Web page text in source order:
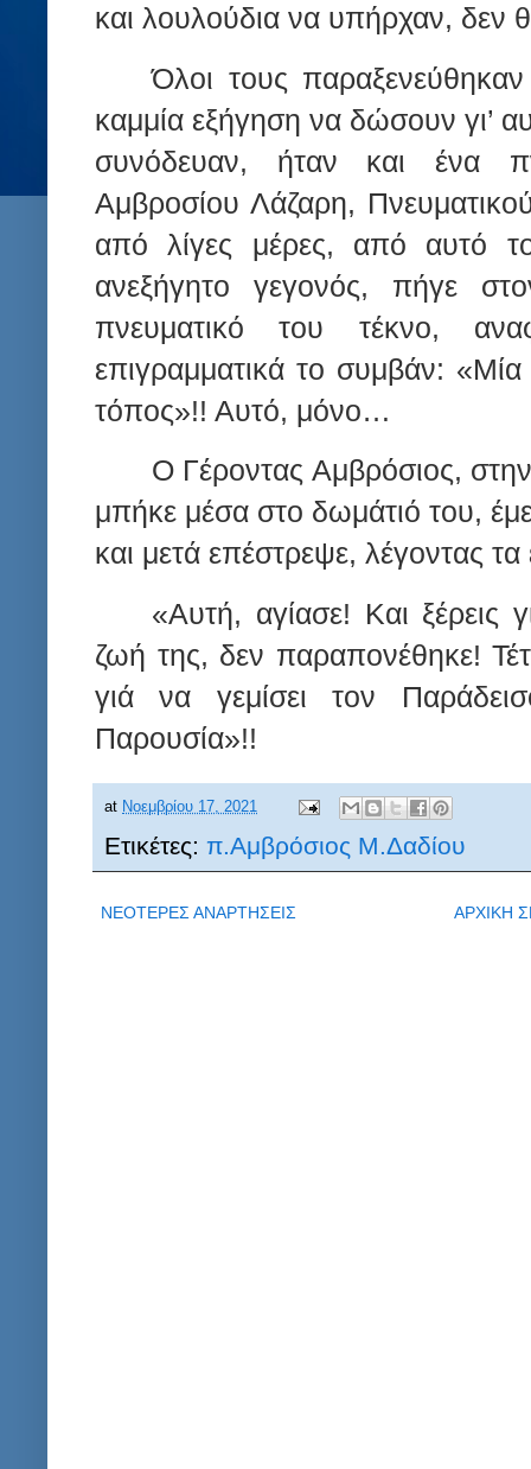
και λουλούδια να υπήρχαν, δεν
Όλοι τους
καμμία εξήγηση να δώσουν γι’
συνόδευαν, ήταν και ένα
Αμβροσίου Λάζαρη,
από λίγες μέρες, από αυτό
ανεξήγητο γεγονός, πήγε
πνευματικό του τέκνο,
επιγραμματικά το συμβάν:
τόπος»!! Αυτό, μόνο…
Ο Γέροντας Αμβρόσιος,
μπήκε μέσα στο δωμάτιό του,
και μετά επέστρεψε, λέγοντας τα
«Αυτή, αγίασε! Και ξέρεις
ζωή της, δεν παραπονέθηκε!
γιά να γεμίσει τον
Παρουσία»!!
at Νοεμβρίου 17, 2021
Ετικέτες: π.Αμβρόσιος Μ.Δαδίου
ΝΕΟΤΕΡΕΣ ΑΝΑΡΤΗΣΕΙΣ ΑΡΧΙΚΗ